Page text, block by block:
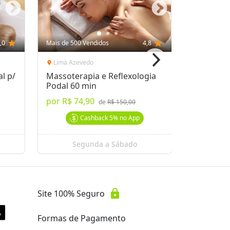
star
p/
Mais de 500 Vendidos 4,8 star
location_on Lima Azevedo
Massoterapia e Reflexologia
Podal 60 min
por R$ 74,90 deR$ 150,00
Cashback5%no App
Segunda a Sábado
Site 100% Seguro lock
Formas de Pagamento